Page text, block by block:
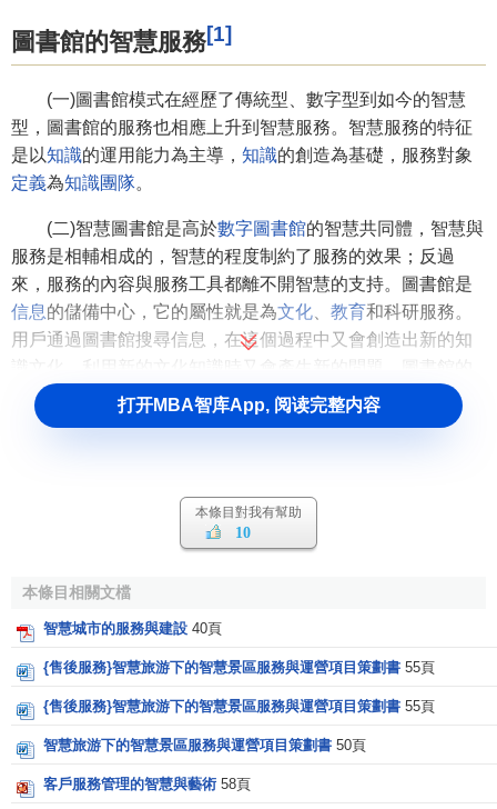
圖書館的智慧服務[1]
(一)圖書館模式在經歷了傳統型、數字型到如今的智慧
型，圖書館的服務也相應上升到智慧服務。智慧服務的特征
是以知識的運用能力為主導， 知識的創造為基礎，服務對象
定義為知識團隊。
(二)智慧圖書館是高於數字圖書館的智慧共同體，智慧與
服務是相輔相成的，智慧的程度制約了服務的效果；反過
來，服務的內容與服務工具都離不開智慧的支持。圖書館是
信息的儲備中心，它的屬性就是為文化 教育和科研服務。
用戶通過圖書館搜尋信息，在這個過程中又會創造出新的知
智慧服務是在創造與創新並生的情況下，形成增值的
知識產
，並且將
館館員的智慧。智慧圖書館的一個重要組成部分就是技術硬
體，這由圖書館館員來操控，圖書館館員是智慧圖書館的第
一梯隊，智慧館員的專業知識、工作狀態、多元化
(四)智慧服務帶來了創新思維
出的不是書而是真人，他們的年齡、性別以及文化背景各不
相同，可以是知名專家學者，也可以是具有專業技能的特長
人才，用戶可以與他們溝通交流，獲取需要的
國內，從2008年開始，各地圖書館陸續開展了Human
Library借閱活動，這不僅僅是一種借閱活動，更是一種嶄新
打开MBA智库App, 阅读完整内容
本條目對我有幫助
10
本條目相關文檔
智慧城市的服務與建設 40頁
{售後服務}智慧旅游下的智慧景區服務與運營項目策劃書 55頁
{售後服務}智慧旅游下的智慧景區服務與運營項目策劃書 55頁
智慧旅游下的智慧景區服務與運營項目策劃書 50頁
客戶服務管理的智慧與藝術 58頁